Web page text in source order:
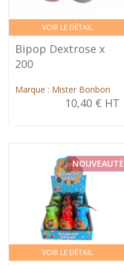
VOIR LE DÉTAIL
Bipop Dextrose x
200
Marque : Mister Bonbon
10,40 € HT
VOIR LE DÉTAIL
NOUVEAUTÉ